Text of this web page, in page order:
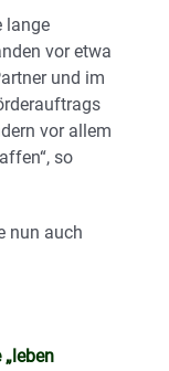
lange
vor etwa
und im
vor allem
so
nun auch